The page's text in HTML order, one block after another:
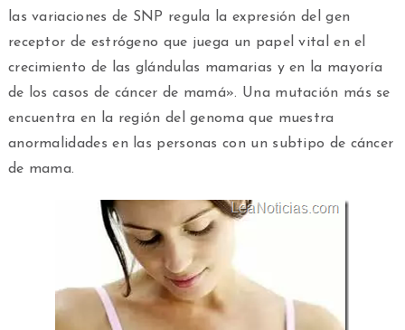
las variaciones de SNP regula la expresión del gen
receptor de estrógeno que juega un papel vital en el
crecimiento de las glándulas mamarias y en la mayoría
de los casos de cáncer de mamá». Una mutación más se
encuentra en la región del genoma que muestra
anormalidades en las personas con un subtipo de cáncer
de mama.